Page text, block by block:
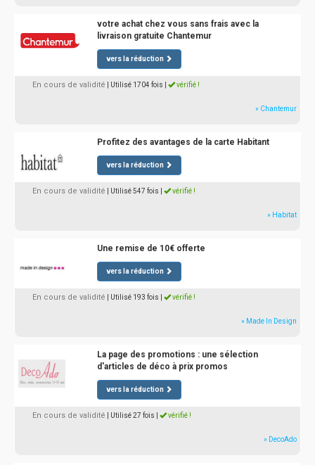
votre achat chez vous sans frais avec la
livraison gratuite Chantemur
vers la réduction
En cours de validité | Utilisé 1704 fois vérifié !
» Chantemur
Profitez des avantages de la carte Habitant
vers la réduction
En cours de validité | Utilisé 547 fois vérifié !
» Habitat
Une remise de 10€ offerte
vers la réduction
En cours de validité | Utilisé 193 fois vérifié !
» Made In Design
La page des promotions : une sélection
d'articles de déco à prix promos
vers la réduction
En cours de validité | Utilisé 27 fois vérifié !
» DecoAdo